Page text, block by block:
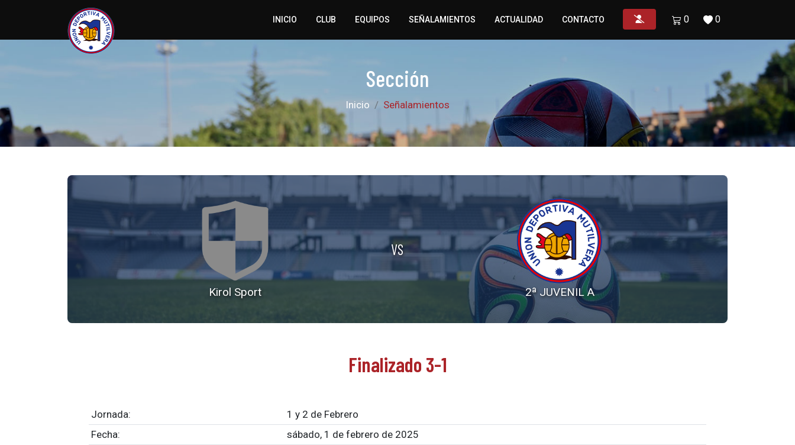
INICIO CLUB EQUIPOS SEÑALAMIENTOS ACTUALIDAD CONTACTO 0 0
Sección
Inicio Señalamientos
Kirol Sport
VS
2ª JUVENIL A
Finalizado 3-1
Jornada:
1 y 2 de Febrero
Fecha:
sábado, 1 de febrero de 2025